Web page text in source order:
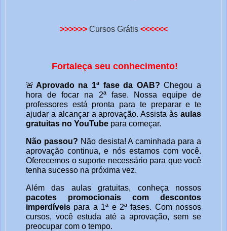
>>>>>> Cursos Grátis <<<<<<
Fortaleça seu conhecimento!
🚨 Aprovado na 1ª fase da OAB? Chegou a
hora de focar na 2ª fase. Nossa equipe de
professores está pronta para te preparar e te
ajudar a alcançar a aprovação. Assista às aulas
gratuitas no YouTube para começar.
Não passou? Não desista! A caminhada para a
aprovação continua, e nós estamos com você.
Oferecemos o suporte necessário para que você
tenha sucesso na próxima vez.
Além das aulas gratuitas, conheça nossos
pacotes promocionais com descontos
imperdíveis para a 1ª e 2ª fases. Com nossos
cursos, você estuda até a aprovação, sem se
preocupar com o tempo.